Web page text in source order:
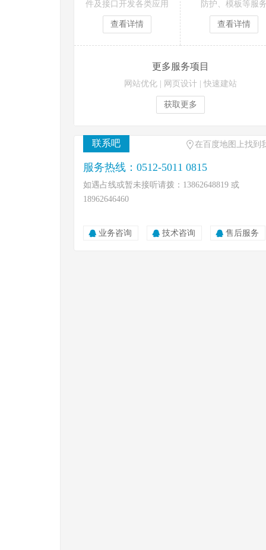
件及接口开发各类应用
查看详情
防护、模板等服
查看详情
更多服务项目
网站优化 网页设计 快速建站
获取更多
联系吧 在百度地图上找到
服务热线：0512-5011 0815
如遇占线或暂未接听请拨：13862648819 或
18962646460
业务咨询 技术咨询 售后服务